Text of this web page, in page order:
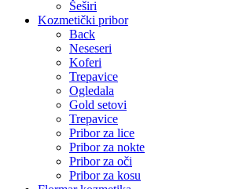
Šeširi
Kozmetički pribor
Back
Neseseri
Koferi
Trepavice
Ogledala
Gold setovi
Trepavice
Pribor za lice
Pribor za nokte
Pribor za oči
Pribor za kosu